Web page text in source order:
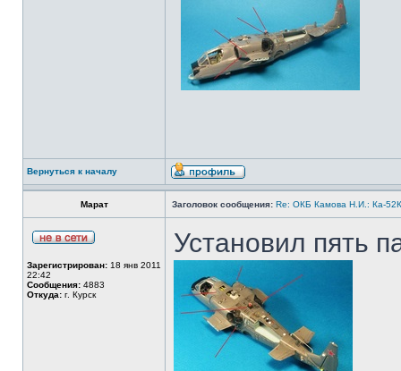
Вернуться к началу
Марат Заголовок сообщения: Re: ОКБ Камова Н.И.: Ка-
Зарегистрирован: 18 янв 2011
22:42
Сообщения: 4883
Откуда: г. Курск
Установил пять